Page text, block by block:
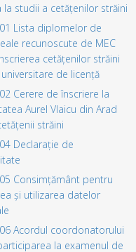
la studii a cetățenilor străini
Lista diplomelor de
recunoscute de MEC
cetățenilor străini
de licență
Cerere de înscriere la
Aurel Vlaicu din Arad
străini
Declarație de
Consimțământ pentru
și utilizarea datelor
Acordul coordonatorului
la examenul de